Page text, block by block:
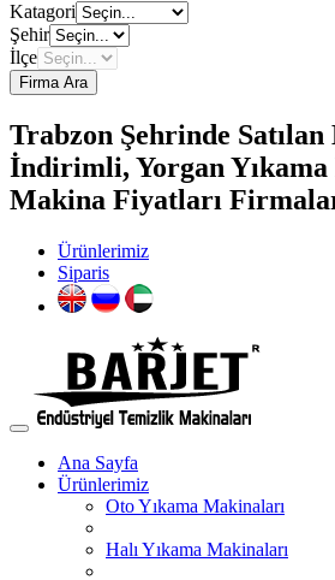
Katagori
Şehir
İlçe
Firma Ara
Trabzon Şehrinde Satılan
İndirimli, Yorgan Yıkama
Makina Fiyatları
Ürünlerimiz
Siparis
Ana Sayfa
Ürünlerimiz
Oto Yıkama Makinaları
Halı Yıkama Makinaları